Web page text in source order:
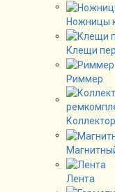
Ножницы
Клещи
Риммер
Лента